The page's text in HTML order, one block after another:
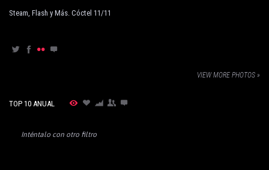
Steam, Flash y Más. Cóctel 11/11
VIEW MORE PHOTOS »
TOP 10 ANUAL
Inténtalo con otro filtro